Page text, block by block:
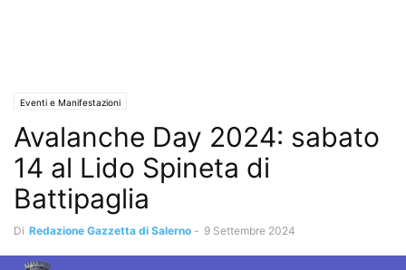
Eventi e Manifestazioni
Avalanche Day 2024: sabato
14 al Lido Spineta di
Battipaglia
Di Redazione Gazzetta di Salerno - 9 Settembre 2024